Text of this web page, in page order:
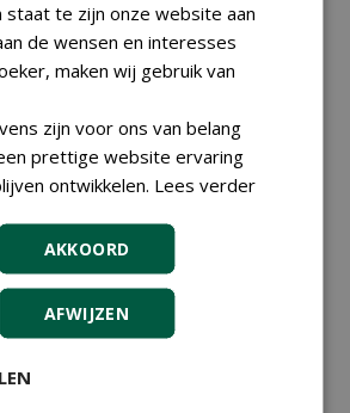
Proefveldmedewerker/
landbouwmachines bij DSV
zaden Nederland B.V.
06-08-2026, Ven-Zelderheide
Kasmedewerker (fulltime) bij
DSV zaden Nederland B.V.
06-08-2026, Ven-Zelderheide
Allround
staat te zijn onze website aan
de wensen en interesses
maken wij gebruik van
zijn voor ons van belang
prettige website ervaring
ontwikkelen. Lees verder
AKKOORD
AFWIJZEN